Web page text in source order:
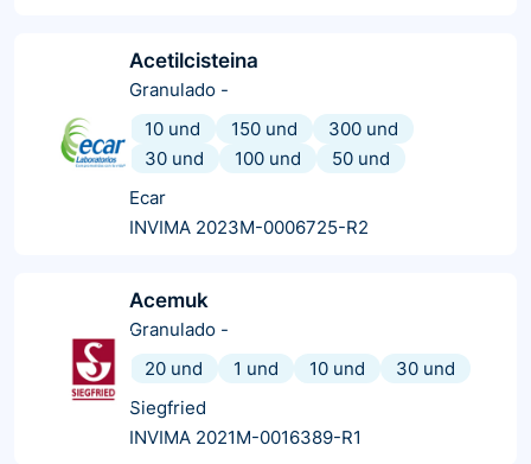
Acetilcisteina
Granulado -
10 und
150 und
300 und
30 und
100 und
50 und
Ecar
INVIMA 2023M-0006725-R2
Acemuk
Granulado -
20 und
1 und 10 und
30 und
Siegfried
INVIMA 2021M-0016389-R1